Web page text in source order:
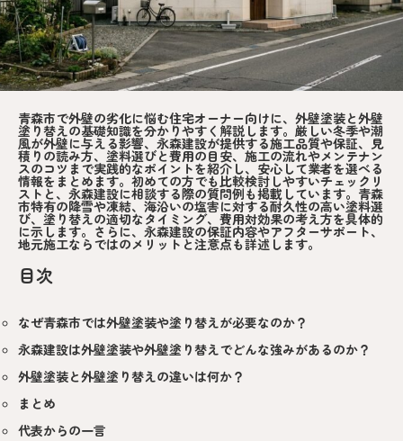
青森市で外壁の劣化に悩む住宅オーナー向けに、外壁塗装と外壁
塗り替えの基礎知識を分かりやすく解説します。厳しい冬季や潮
風が外壁に与える影響、永森建設が提供する施工品質や保証、見
積りの読み方、塗料選びと費用の目安、施工の流れやメンテナン
スのコツまで実践的なポイントを紹介し、安心して業者を選べる
情報をまとめます。初めての方でも比較検討しやすいチェックリ
ストと、永森建設に相談する際の質問例も掲載しています。青森
市特有の降雪や凍結、海沿いの塩害に対する耐久性の高い塗料選
び、塗り替えの適切なタイミング、費用対効果の考え方を具体的
に示します。さらに、永森建設の保証内容やアフターサポート、
地元施工ならではのメリットと注意点も詳述します。
目次
なぜ青森市では外壁塗装や塗り替えが必要なのか？
永森建設は外壁塗装や外壁塗り替えでどんな強みがあるのか？
外壁塗装と外壁塗り替えの違いは何か？
まとめ
代表からの一言